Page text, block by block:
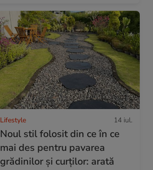
Lifestyle 14 iul.
Noul stil folosit din ce în ce
mai des pentru pavarea
grădinilor și curților: arată